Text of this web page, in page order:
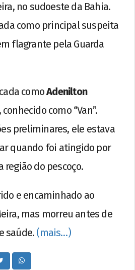
no sudoeste da Bahia.
como principal suspeita
flagrante pela Guarda
comoAdenilton
, conhecido como “Van”.
preliminares, ele estava
quando foi atingido por
região do pescoço.
e encaminhado ao
mas morreu antes de
saúde. (mais…)